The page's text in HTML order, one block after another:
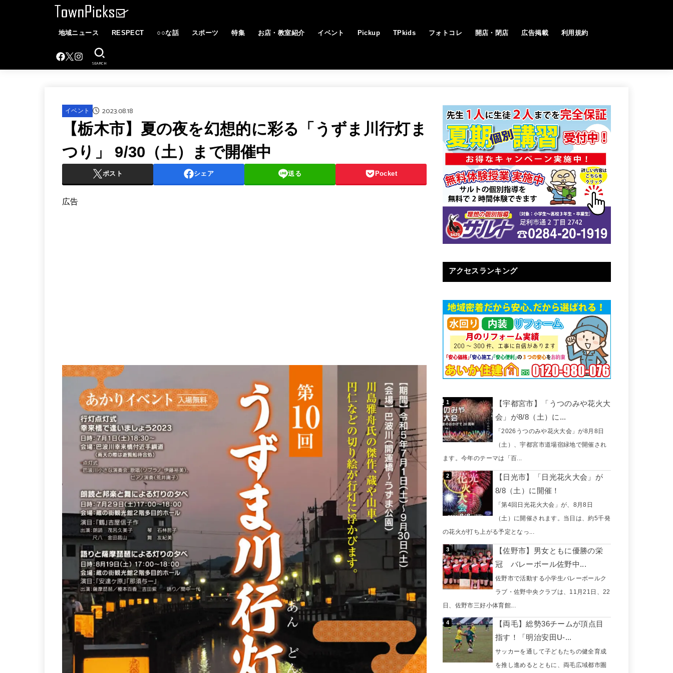
地域ニュース RESPECT ○○な話 スポーツ 特集 お店・教室紹介 イベント Pickup TPkids フォトコレ 開店・閉店 広告掲載 利用規約
SEARCH
イベント 2023.08.18
【栃木市】夏の夜を幻想的に彩る「うずま川行灯ま
つり」 9/30（土）まで開催中
ポスト シェア 送る Pocket
広告
アクセスランキング
【宇都宮市】「うつのみや花火大
会」が8/8（土）に...
「2026うつのみや花火大会」が8月8日
（土）、宇都宮市道場宿緑地で開催され
ます。今年のテーマは「百...
【日光市】「日光花火大会」が
8/8（土）に開催！
「第4回日光花火大会」が、8月8日
（土）に開催されます。当日は、約5千発
の花火が打ち上がる予定となっ...
【佐野市】男女ともに優勝の栄
冠 バレーボール佐野中...
佐野市で活動する小学生バレーボールク
ラブ・佐野中央クラブは、11月21日、22
日、佐野市三好小体育館...
【両毛】総勢36チームが頂点目
指す！「明治安田U-...
サッカーを通して子どもたちの健全育成
を推し進めるとともに、両毛広域都市圏